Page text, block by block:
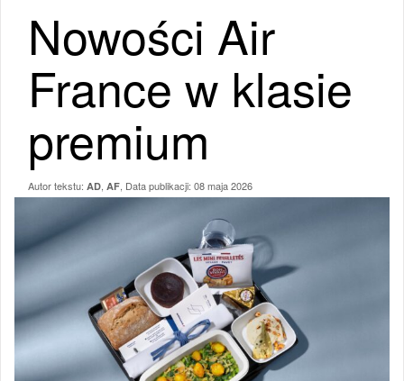
Nowości Air
France w klasie
premium
Autor tekstu: AD AF , Data publikacji: 08 maja 2026